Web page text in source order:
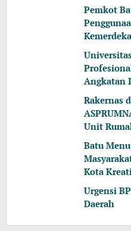
Pemkot
Angkatan
dari MA,
Rakernas
Unit
Batu
Kota
Urgensi
Daerah